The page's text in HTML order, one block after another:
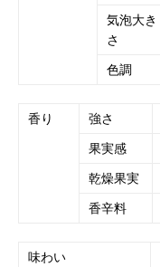
気泡大き
さ
色調
香り 強さ
果実感
乾燥果実
香辛料
味わい